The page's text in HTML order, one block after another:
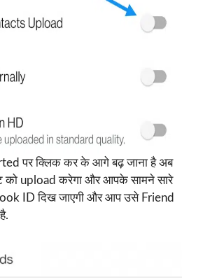
पर क्लिक कर के आगे बढ़ जाना है अब
को upload करेगा और आपके सामने सारे
ID दिख जाएगी और आप उसे Friend